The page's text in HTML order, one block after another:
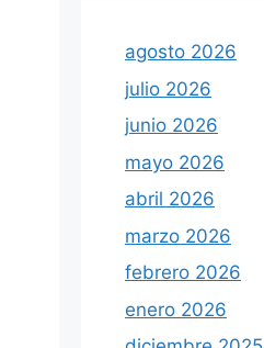
agosto 2026
julio 2026
junio 2026
mayo 2026
abril 2026
marzo 2026
febrero 2026
enero 2026